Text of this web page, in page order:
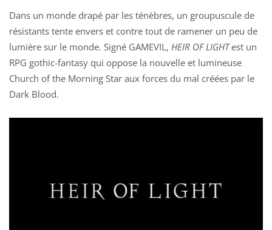
Dans un monde drapé par les ténèbres, un groupuscule de
résistants tente envers et contre tout de ramener un peu de
lumière sur le monde. Signé GAMEVIL, HEIR OF LIGHTest un
RPG gothic-fantasy qui oppose la nouvelle et lumineuse
Church of the Morning Star aux forces du mal créées par le
Dark Blood.